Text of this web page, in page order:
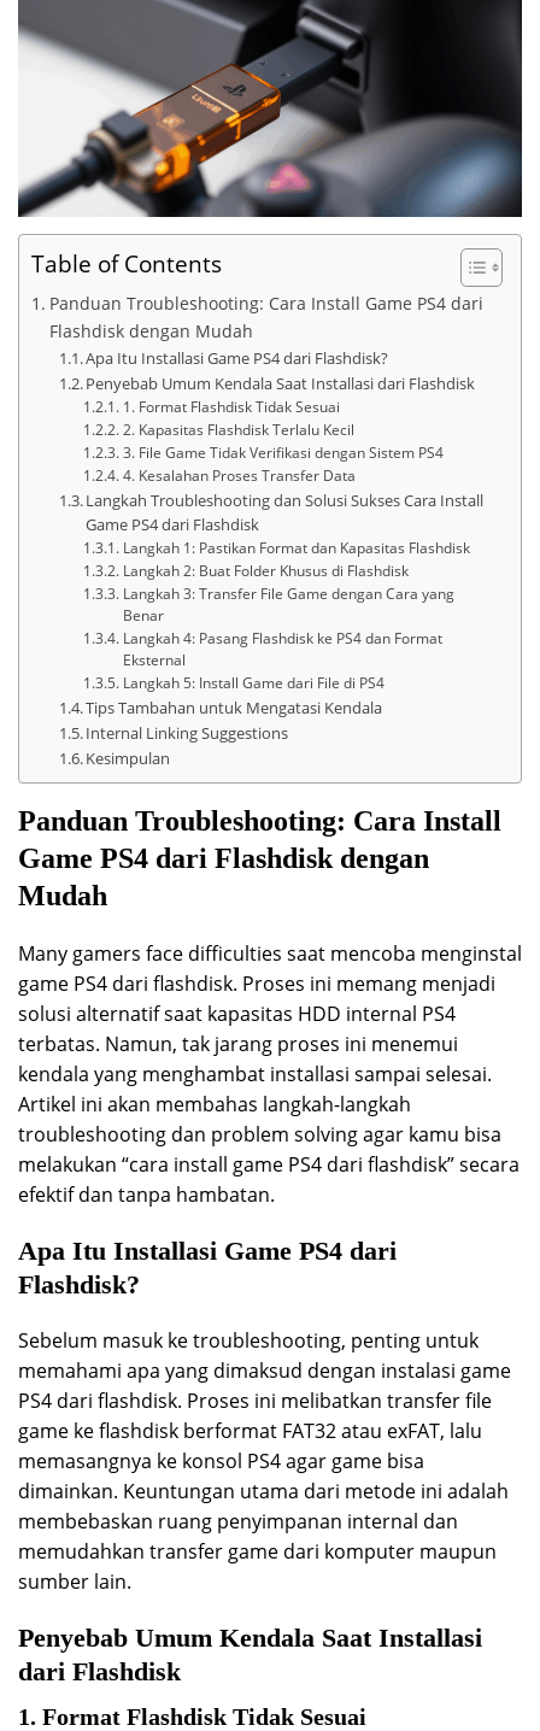
Table of Contents
Panduan Troubleshooting: Cara Install Game PS4 dari
Flashdisk dengan Mudah
Apa Itu Installasi Game PS4 dari Flashdisk?
Penyebab Umum Kendala Saat Installasi dari Flashdisk
1. Format Flashdisk Tidak Sesuai
2. Kapasitas Flashdisk Terlalu Kecil
3. File Game Tidak Verifikasi dengan Sistem PS4
4. Kesalahan Proses Transfer Data
Langkah Troubleshooting dan Solusi Sukses Cara Install
Game PS4 dari Flashdisk
Langkah 1: Pastikan Format dan Kapasitas Flashdisk
Langkah 2: Buat Folder Khusus di Flashdisk
Langkah 3: Transfer File Game dengan Cara yang
Benar
Langkah 4: Pasang Flashdisk ke PS4 dan Format
Eksternal
Langkah 5: Install Game dari File di PS4
Tips Tambahan untuk Mengatasi Kendala
Internal Linking Suggestions
Kesimpulan
Panduan Troubleshooting: Cara Install
Game PS4 dari Flashdisk dengan
Mudah
Many gamers face difficulties saat mencoba menginstal
game PS4 dari flashdisk. Proses ini memang menjadi
solusi alternatif saat kapasitas HDD internal PS4
terbatas. Namun, tak jarang proses ini menemui
kendala yang menghambat installasi sampai selesai.
Artikel ini akan membahas langkah-langkah
troubleshooting dan problem solving agar kamu bisa
melakukan “cara install game PS4 dari flashdisk” secara
efektif dan tanpa hambatan.
Apa Itu Installasi Game PS4 dari
Flashdisk?
Sebelum masuk ke troubleshooting, penting untuk
memahami apa yang dimaksud dengan instalasi game
PS4 dari flashdisk. Proses ini melibatkan transfer file
game ke flashdisk berformat FAT32 atau exFAT, lalu
memasangnya ke konsol PS4 agar game bisa
dimainkan. Keuntungan utama dari metode ini adalah
membebaskan ruang penyimpanan internal dan
memudahkan transfer game dari komputer maupun
sumber lain.
Penyebab Umum Kendala Saat Installasi
dari Flashdisk
1. Format Flashdisk Tidak Sesuai